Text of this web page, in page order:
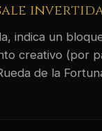
indica un
creativo (por
de la